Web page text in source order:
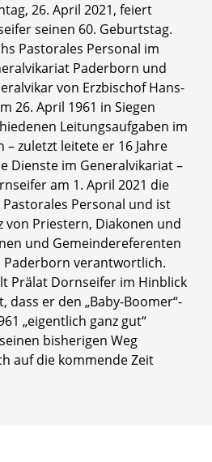
26. April 2021, feiert
seinen 60. Geburtstag.
Pastorales Personal im
Paderborn und
von Erzbischof Hans-
26. April 1961 in Siegen
Leitungsaufgaben im
zuletzt leitete er 16 Jahre
Dienste im Generalvikariat –
am 1. April 2021 die
Personal und ist
von Priestern, Diakonen und
und Gemeindereferenten
Paderborn verantwortlich.
Prälat Dornseifer im Hinblick
dass er den „Baby-Boomer“-
„eigentlich ganz gut“
bisherigen Weg
auf die kommende Zeit